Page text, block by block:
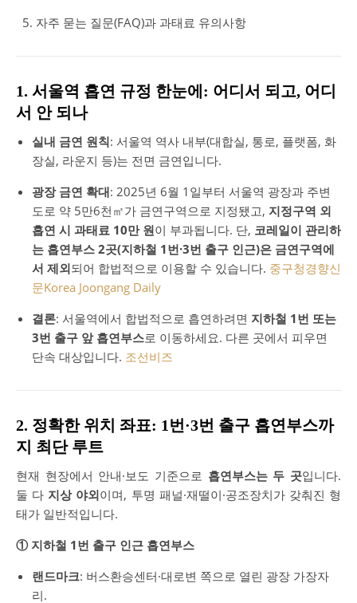
자주 묻는 질문(FAQ)과 과태료 유의사항
1. 서울역 흡연 규정 한눈에: 어디서 되고, 어디
서 안 되나
실내 금연 원칙: 서울역 역사 내부(대합실, 통로, 플랫폼, 화
장실, 라운지 등)는 전면 금연입니다.
광장 금연 확대: 2025년 6월 1일부터 서울역 광장과 주변
도로 약 5만6천㎡가 금연구역으로 지정됐고, 지정구역 외
흡연 시 과태료 10만 원이 부과됩니다. 단, 코레일이 관리하
는 흡연부스 2곳(지하철 1번·3번 출구 인근)은 금연구역에
서 제외되어 합법적으로 이용할 수 있습니다. 중구청경향신
문Korea Joongang Daily
결론: 서울역에서 합법적으로 흡연하려면 지하철 1번 또는
3번 출구 앞 흡연부스로 이동하세요. 다른 곳에서 피우면
단속 대상입니다. 조선비즈
2. 정확한 위치 좌표: 1번·3번 출구 흡연부스까
지 최단 루트
현재 현장에서 안내·보도 기준으로 흡연부스는 두 곳입니다.
둘 다 지상 야외이며, 투명 패널·재떨이·공조장치가 갖춰진 형
태가 일반적입니다.
① 지하철 1번 출구 인근 흡연부스
랜드마크: 버스환승센터·대로변 쪽으로 열린 광장 가장자
리.